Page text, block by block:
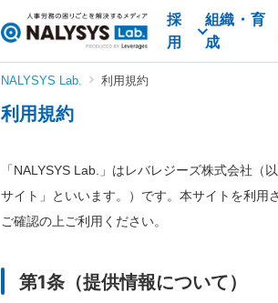
NALYSYS
Lab.
採
用
組織・育
成
NALYSYS Lab. 利用規約
利用規約
「NALYSYS Lab.」はレバレジーズ株式会社
サイト」といいます。）です。本サイトを利⽤
ご確認の上ご利⽤ください。
第1条（提供情報について）